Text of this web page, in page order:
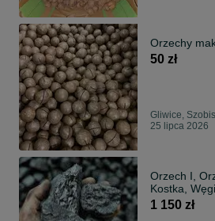
Orzechy
50 zł
Gliwice,
25 lipca 2026
Orzech I,
Kostka,
1 150 zł